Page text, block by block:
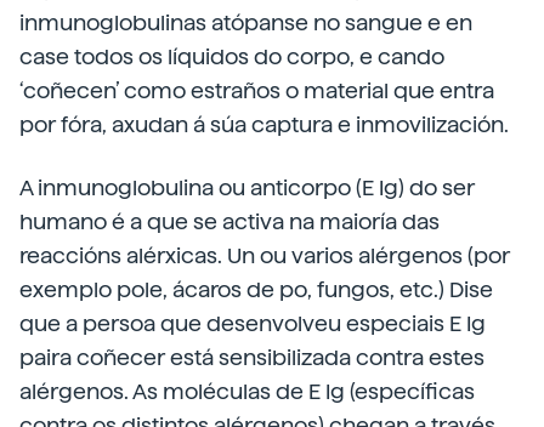
inmunoglobulinas atópanse no sangue e en
case todos os líquidos do corpo, e cando
‘coñecen’ como estraños o material que entra
por fóra, axudan á súa captura e inmovilización.
A inmunoglobulina ou anticorpo (E Ig) do ser
humano é a que se activa na maioría das
reaccións alérxicas. Un ou varios alérgenos (por
exemplo pole, ácaros de po, fungos, etc.) Dise
que a persoa que desenvolveu especiais E Ig
paira coñecer está sensibilizada contra estes
alérgenos. As moléculas de E Ig (específicas